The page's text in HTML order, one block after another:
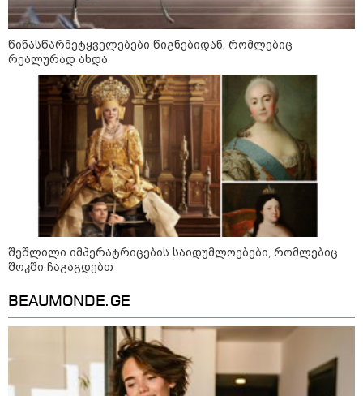
„ოქტომბრისთვის საქართველოს
არჩევანის გაკეთება მოუწევს...
დასრულდეს“ - მირიან
მირიანაშვილის ანალიზი
ჯარისკაცი, რომელიც 29 წელი
იბრძოდა, რადგან ომის
დამთავრების არ სჯეროდა...
მეცნიერება
წინასწარმეტყველებები წიგნებიდან, რომლებიც
რეალურად ახდა
შეშლილი იმპერატრიცების საიდუმლოებები, რომლებიც
შოკში ჩაგაგდებთ
BEAUMONDE.GE